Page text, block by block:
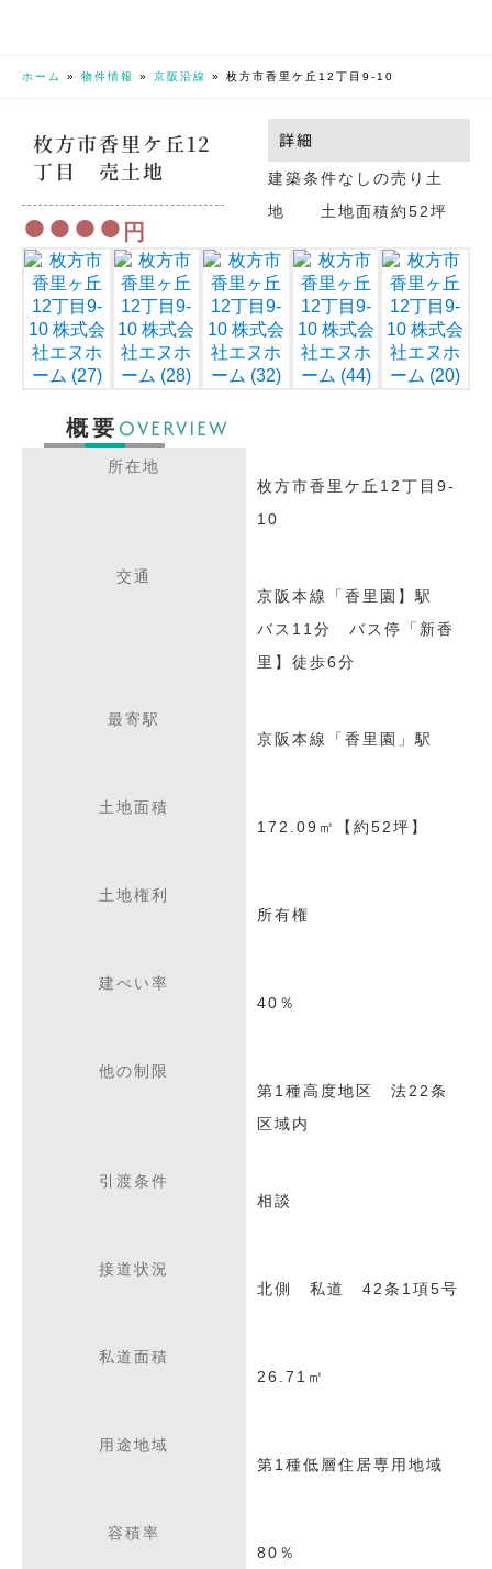
ホーム » 物件情報 » 京阪沿線 » 枚方市香里ケ丘12丁目9-10
枚方市香里ケ丘12
丁目 売土地
●●●● 円
詳細
建築条件なしの売り土
地 土地面積約52坪
概要OVERVIEW
所在地
枚方市香里ケ丘12丁目9-
10
交通
京阪本線「香里園】駅
バス11分 バス停「新香
里】徒歩6分
最寄駅
京阪本線「香里園」駅
土地面積
172.09㎡【約52坪】
土地権利
所有権
建ぺい率
40％
他の制限
第1種高度地区 法22条
区域内
引渡条件
相談
接道状況
北側 私道 42条1項5号
私道面積
26.71㎡
用途地域
第1種低層住居専用地域
容積率
80％